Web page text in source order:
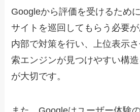
Googleから評価を受けるため
サイトを巡回してもらう必要
内部で対策を行い、上位表示
索エンジンが見つけやすい構
が大切です。